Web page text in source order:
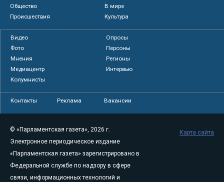
Общество
В мире
Происшествия
Культура
Видео
Опросы
Фото
Персоны
Мнения
Регионы
Медиацентр
Интервью
Колумнисты
Контакты Реклама Вакансии
© «Парламентская газета», 2026 г.
Электронное периодическое издание
«Парламентская газета» зарегистрировано в
Федеральной службе по надзору в сфере
связи, информационных технологий и
Карта сайта